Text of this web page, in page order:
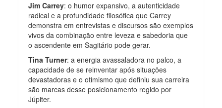
Jim Carrey: o humor expansivo, a autenticidade
radical e a profundidade filosófica que Carrey
demonstra em entrevistas e discursos são exemplos
vivos da combinação entre leveza e sabedoria que
o ascendente em Sagitário pode gerar.
Tina Turner: a energia avassaladora no palco, a
capacidade de se reinventar após situações
devastadoras e o otimismo que definiu sua carreira
são marcas desse posicionamento regido por
Júpiter.